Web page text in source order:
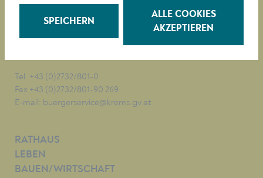
Obere Landstraße 4
Tel. +43 (0)2732/801-0
Fax +43 (0)2732/801-90 269
E-mail: buergerservice@krems.gv.at
RATHAUS
LEBEN
BAUEN/WIRTSCHAFT
SPEICHERN
ALLE COOKIES
AKZEPTIEREN